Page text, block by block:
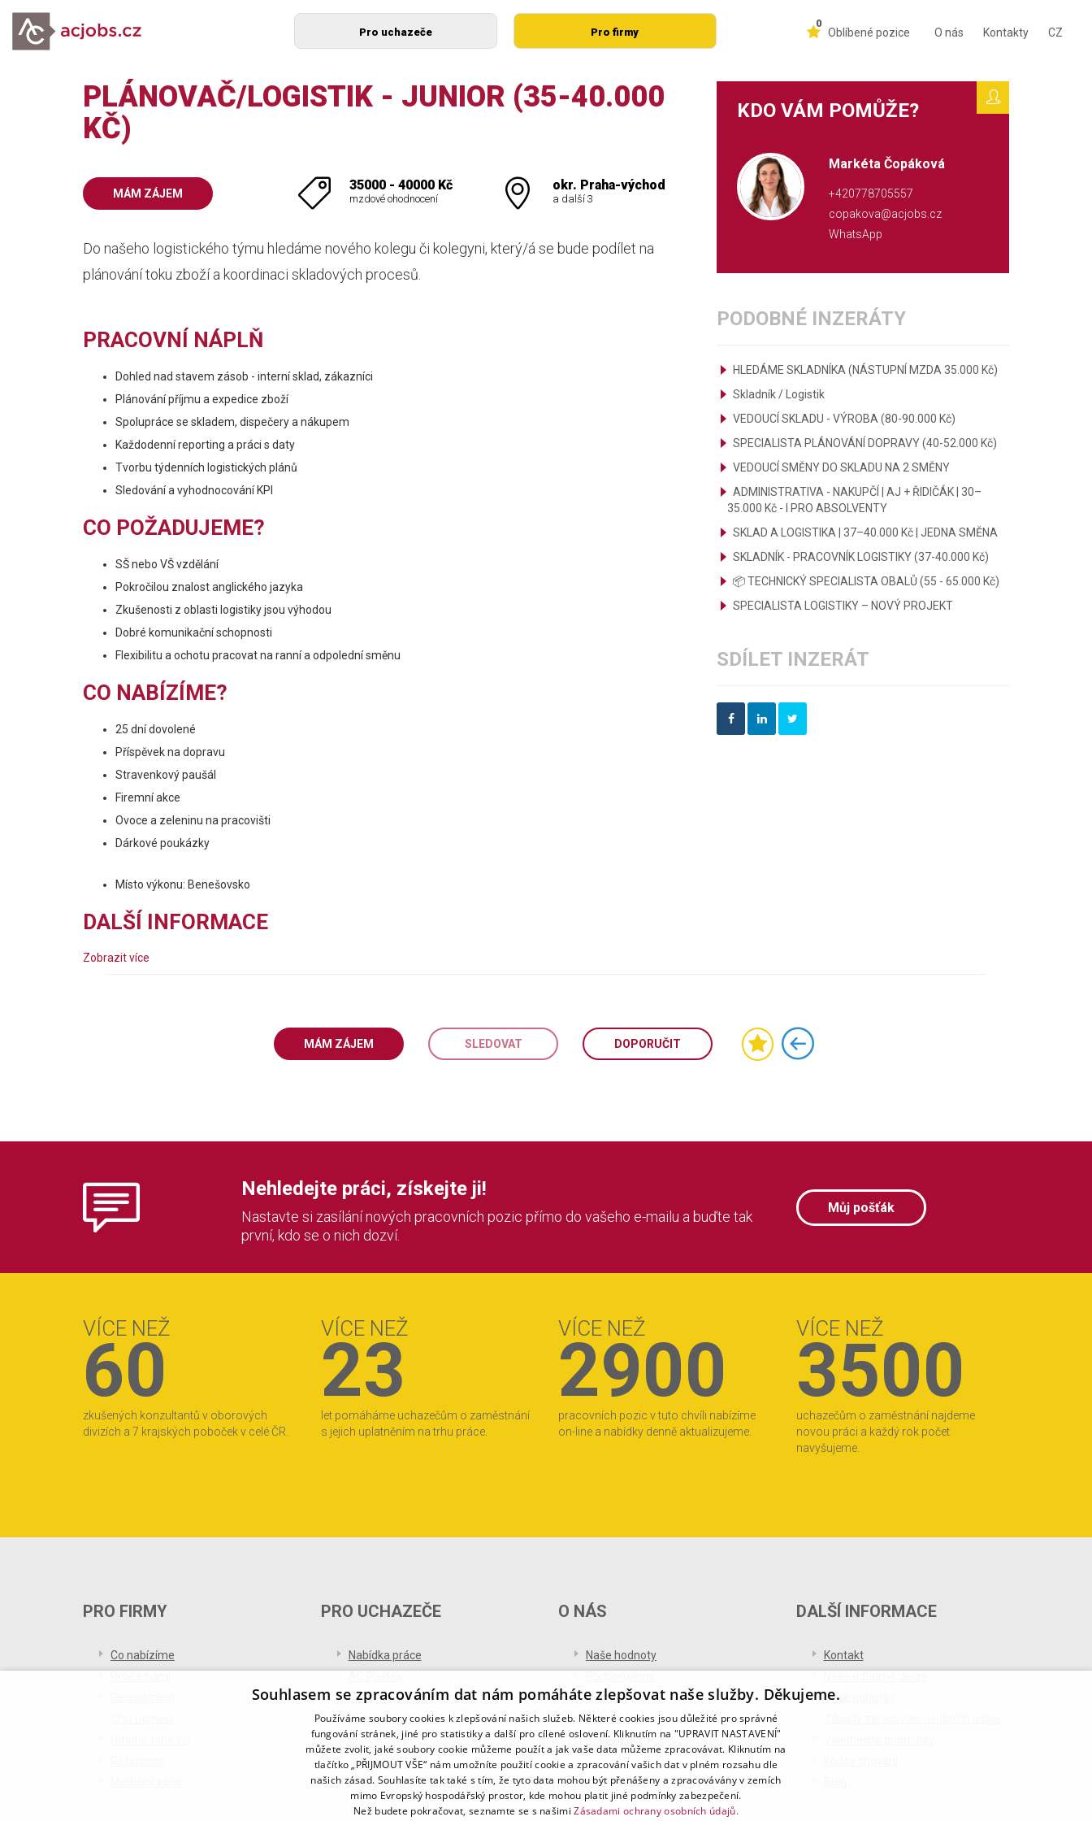
Pro uchazeče Pro firmy
0
Oblíbené pozice O nás Kontakty CZ
PLÁNOVAČ/LOGISTIK - JUNIOR (35-40.000
KČ)
MÁM ZÁJEM
35000 - 40000 Kč
mzdové ohodnocení
okr. Praha-východ
a další 3
Do našeho logistického týmu hledáme nového kolegu či kolegyni, který/á se bude podílet na
plánování toku zboží a koordinaci skladových procesů.
PRACOVNÍ NÁPLŇ
Dohled nad stavem zásob - interní sklad, zákazníci
Plánování příjmu a expedice zboží
Spolupráce se skladem, dispečery a nákupem
Každodenní reporting a práci s daty
Tvorbu týdenních logistických plánů
Sledování a vyhodnocování KPI
CO POŽADUJEME?
SŠ nebo VŠ vzdělání
Pokročilou znalost anglického jazyka
Zkušenosti z oblasti logistiky jsou výhodou
Dobré komunikační schopnosti
Flexibilitu a ochotu pracovat na ranní a odpolední směnu
CO NABÍZÍME?
25 dní dovolené
Příspěvek na dopravu
Stravenkový paušál
Firemní akce
Ovoce a zeleninu na pracovišti
Dárkové poukázky
Místo výkonu: Benešovsko
DALŠÍ INFORMACE
Zobrazit více
KDO VÁM POMŮŽE?
Markéta Čopáková
+420778705557
copakova@acjobs.cz
WhatsApp
PODOBNÉ INZERÁTY
HLEDÁME SKLADNÍKA (NÁSTUPNÍ MZDA 35.000 Kč)
Skladník / Logistik
VEDOUCÍ SKLADU - VÝROBA (80-90.000 Kč)
SPECIALISTA PLÁNOVÁNÍ DOPRAVY (40-52.000 Kč)
VEDOUCÍ SMĚNY DO SKLADU NA 2 SMĚNY
ADMINISTRATIVA - NAKUPČÍ | AJ + ŘIDIČÁK | 30–
35.000 Kč - I PRO ABSOLVENTY
SKLAD A LOGISTIKA | 37–40.000 Kč | JEDNA SMĚNA
SKLADNÍK - PRACOVNÍK LOGISTIKY (37-40.000 Kč)
📦 TECHNICKÝ SPECIALISTA OBALŮ (55 - 65.000 Kč)
SPECIALISTA LOGISTIKY – NOVÝ PROJEKT
SDÍLET INZERÁT
MÁM ZÁJEM SLEDOVAT DOPORUČIT
Nehledejte práci, získejte ji!
Nastavte si zasílání nových pracovních pozic přímo do vašeho e-mailu a buďte tak
první, kdo se o nich dozví.
Můj pošťák
VÍCE NEŽ
60
zkušených konzultantů v oborových
divizích a 7 krajských poboček v celé ČR.
VÍCE NEŽ
23
let pomáháme uchazečům o zaměstnání
s jejich uplatněním na trhu práce.
VÍCE NEŽ
2900
pracovních pozic v tuto chvíli nabízíme
on-line a nabídky denně aktualizujeme.
VÍCE NEŽ
3500
uchazečům o zaměstnání najdeme
novou práci a každý rok počet
navyšujeme.
PRO FIRMY
Co nabízíme
PRO UCHAZEČE
Nabídka práce
Reference od uchazečů
Blog pro uchazeče
O NÁS
Naše hodnoty
Ocenění
Partnerství
Digitalizace
DALŠÍ INFORMACE
Kontakt
Naše pobočky
Souhlasem se zpracováním dat nám pomáháte zlepšovat naše služby. Děkujeme.
Používáme soubory cookies k zlepšování našich služeb. Některé cookies jsou důležité pro správné
fungování stránek, jiné pro statistiky a další pro cílené oslovení. Kliknutím na "UPRAVIT NASTAVENÍ"
můžete zvolit, jaké soubory cookie můžeme použít a jak vaše data můžeme zpracovávat. Kliknutím na
tlačítko „PŘIJMOUT VŠE“ nám umožníte použití cookie a zpracování vašich dat v plném rozsahu dle
našich zásad. Souhlasíte tak také s tím, že tyto data mohou být přenášeny a zpracovávány v zemích
mimo Evropský hospodářský prostor, kde mohou platit jiné podmínky zabezpečení.
Než budete pokračovat, seznamte se s našimiZásadami ochrany osobních údajů.